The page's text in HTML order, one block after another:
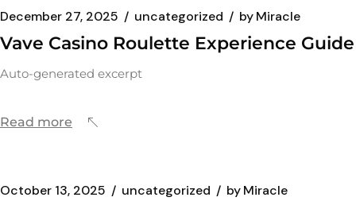
December 27, 2025 uncategorized byMiracle
Vave Casino Roulette Experience Guide
Auto-generated excerpt
Read more
October 13, 2025 uncategorized byMiracle